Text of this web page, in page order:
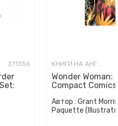
371356 КНИГИ НА АНГЛИСКИ ЈАЗИК
Wonder Woman:
Compact
Автор : Grant
Paquette